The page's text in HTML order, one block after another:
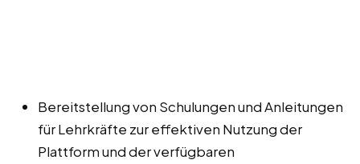
Bereitstellung von Schulungen und Anleitungen
für Lehrkräfte zur effektiven Nutzung der
Plattform und der verfügbaren